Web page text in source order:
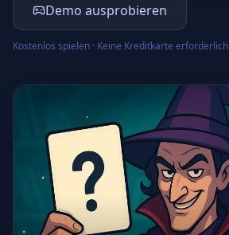
Demo ausprobieren
Kostenlos spielen · Keine Kreditkarte erforderlich